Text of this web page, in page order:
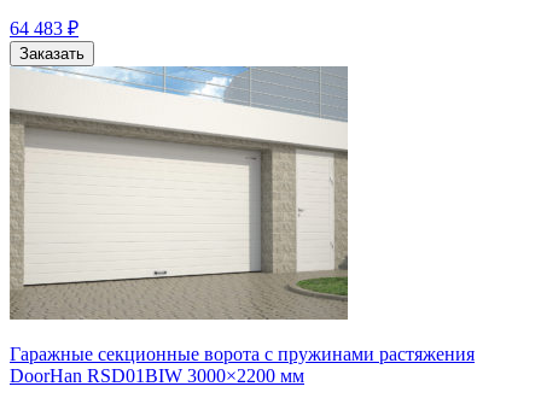
64 483 ₽
Заказать
Гаражные секционные ворота с пружинами растяжения
DoorHan RSD01BIW 3000×2200 мм